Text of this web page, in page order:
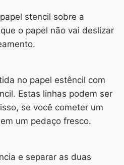
stencil sobre a
o papel não vai deslizar
no papel estêncil com
Estas linhas podem ser
se você cometer um
um pedaço fresco.
e separar as duas